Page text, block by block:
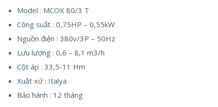
Model : MCOX 80/3 T
Công suất : 0,75HP – 0,55kW
Nguồn điện : 380v/3P – 50Hz
Lưu lượng : 0,6 – 8,1 m3/h
Cột áp : 33,5-11 Hm
Xuất xứ : Italya
Bảo hành : 12 tháng